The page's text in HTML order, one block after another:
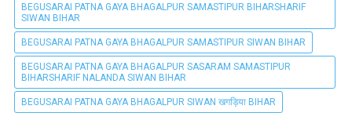
BEGUSARAI PATNA GAYA BHAGALPUR SAMASTIPUR BIHARSHARIF
SIWAN BIHAR
BEGUSARAI PATNA GAYA BHAGALPUR SAMASTIPUR SIWAN BIHAR
BEGUSARAI PATNA GAYA BHAGALPUR SASARAM SAMASTIPUR
BIHARSHARIF NALANDA SIWAN BIHAR
BEGUSARAI PATNA GAYA BHAGALPUR SIWAN खगड़िया BIHAR